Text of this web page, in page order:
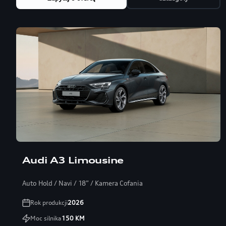
Audi A3 Limousine
Auto Hold / Navi / 18” / Kamera Cofania
Rok produkcji2026
Moc silnika150KM